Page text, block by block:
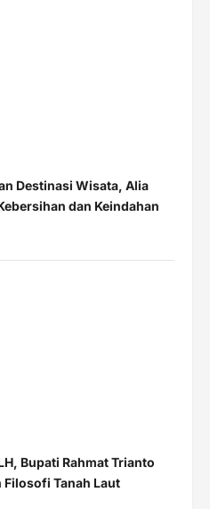
Destinasi Wisata, Alia
dan Keindahan
Bupati Rahmat Trianto
Filosofi Tanah Laut